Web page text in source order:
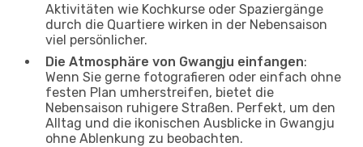
Aktivitäten wie Kochkurse oder Spaziergänge
durch die Quartiere wirken in der Nebensaison
viel persönlicher.
Die Atmosphäre von Gwangju einfangen:
Wenn Sie gerne fotografieren oder einfach ohne
festen Plan umherstreifen, bietet die
Nebensaison ruhigere Straßen. Perfekt, um den
Alltag und die ikonischen Ausblicke in Gwangju
ohne Ablenkung zu beobachten.